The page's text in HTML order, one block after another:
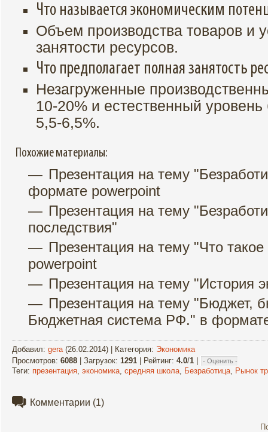
Что называется экономическим
Объем производства товаров и
занятости ресурсов.
Что предполагает полная занятость
Незагруженные
10-20% и естественный
5,5-6,5%.
Похожие материалы:
Презентация на тему
формате powerpoint
Презентация на тему
последствия"
Презентация на тему "Что
powerpoint
Презентация на тему "История
Презентация на тему "Бюджет,
Бюджетная система РФ." в
Добавил: gera (26.02.2014) | Категория: Экономика
Просмотров: 6088 | Загрузок: 1291 | Рейтинг: 4.0/1 |
Теги: презентация экономика средняя школа Безработица Рынок
Комментарии (1)